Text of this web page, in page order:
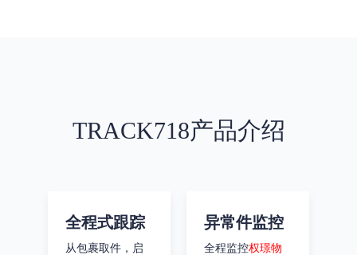
TRACK718产品介绍
全程式跟踪
从包裹取件，启
异常件监控
全程监控权璟物